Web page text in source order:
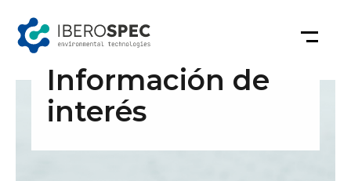
contenido
Información de
interés